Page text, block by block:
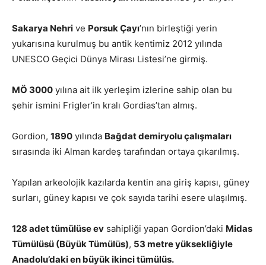
Sakarya Nehri ve Porsuk Çayı’nın birleştiği yerin
yukarısına kurulmuş bu antik kentimiz 2012 yılında
UNESCO Geçici Dünya Mirası Listesi’ne girmiş.
MÖ 3000 yılına ait ilk yerleşim izlerine sahip olan bu
şehir ismini Frigler’in kralı Gordias’tan almış.
Gordion, 1890 yılında Bağdat demiryolu çalışmaları
sırasında iki Alman kardeş tarafından ortaya çıkarılmış.
Yapılan arkeolojik kazılarda kentin ana giriş kapısı, güney
surları, güney kapısı ve çok sayıda tarihi esere ulaşılmış.
128 adet tümülüse ev sahipliği yapan Gordion’daki Midas
Tümülüsü (Büyük Tümülüs), 53 metre yüksekliğiyle
Anadolu’daki en büyük ikinci tümülüs.